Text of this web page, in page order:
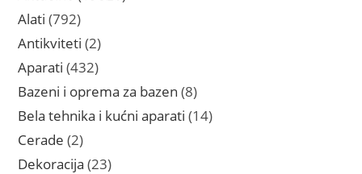
Alati 792792
proizvoda
Antikviteti 22
proizvoda
Aparati 432432
proizvoda
Bazeni i oprema za bazen 88
proizvoda
Bela tehnika i kućni aparati 1414
Cerade 22
proizvoda
Dekoracija 2323